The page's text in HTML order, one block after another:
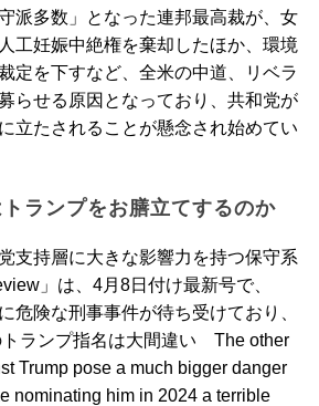
派多数」となった連邦最高裁が、女
工妊娠中絶権を棄却したほか、環境
定を下すなど、全米の中道、リベラ
らせる原因となっており、共和党が
立たされることが懸念され始めてい
ランプをお膳立てするのか
支持層に大きな影響力を持つ保守系
」は、4月8日付け最新号で、
危険な刑事事件が待ち受けており、
トランプ指名は大間違い The other
Trump pose a much bigger danger
nominating him in 2024 a terrible